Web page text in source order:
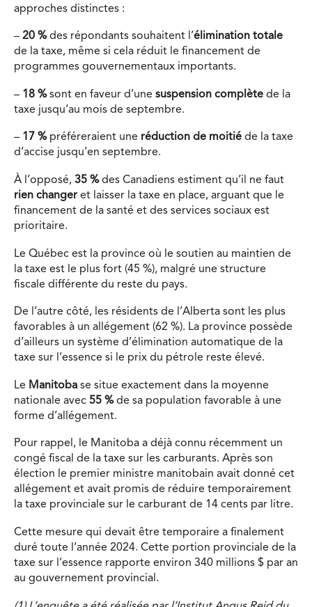
approches distinctes :
– 20 %des répondants souhaitent l’élimination totale
de la taxe, même si cela réduit le financement de
programmes gouvernementaux importants.
– 18 %sont en faveur d’une suspension complète de la
taxe jusqu’au mois de septembre.
– 17 %préféreraient une réduction de moitié de la taxe
d’accise jusqu’en septembre.
À l’opposé, 35 %des Canadiens estiment qu’il ne faut
rien changer et laisser la taxe en place, arguant que le
financement de la santé et des services sociaux est
prioritaire.
Le Québec est la province où le soutien au maintien de
la taxe est le plus fort (45 %), malgré une structure
fiscale différente du reste du pays.
De l’autre côté, les résidents de l’Alberta sont les plus
favorables à un allégement (62 %). La province possède
d’ailleurs un système d’élimination automatique de la
taxe sur l’essence si le prix du pétrole reste élevé.
Le Manitoba se situe exactement dans la moyenne
nationale avec 55 %de sa population favorable à une
forme d’allégement.
Pour rappel, le Manitoba a déjà connu récemment un
congé fiscal de la taxe sur les carburants. Après son
élection le premier ministre manitobain avait donné cet
allégement et avait promis de réduire temporairement
la taxe provinciale sur le carburant de 14 cents par litre.
Cette mesure qui devait être temporaire a finalement
duré toute l’année 2024. Cette portion provinciale de la
taxe sur l’essence rapporte environ 340 millions $ par an
au gouvernement provincial.